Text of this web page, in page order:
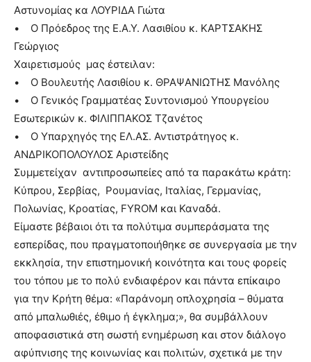
Αστυνομίας κα ΛΟΥΡΙΔΑ Γιώτα
• Ο Πρόεδρος της Ε.Α.Υ. Λασιθίου κ. ΚΑΡΤΣΑΚΗΣ
Γεώργιος
Χαιρετισμούς μας έστειλαν:
• Ο Βουλευτής Λασιθίου κ. ΘΡΑΨΑΝΙΩΤΗΣ Μανόλης
• Ο Γενικός Γραμματέας Συντονισμού Υπουργείου
Εσωτερικών κ. ΦΙΛΙΠΠΑΚΟΣ Τζανέτος
• Ο Υπαρχηγός της ΕΛ.ΑΣ. Αντιστράτηγος κ.
ΑΝΔΡΙΚΟΠΟΛΟΥΛΟΣ Αριστείδης
Συμμετείχαν αντιπροσωπείες από τα παρακάτω κράτη:
Κύπρου, Σερβίας, Ρουμανίας, Ιταλίας, Γερμανίας,
Πολωνίας, Κροατίας, FYROM και Καναδά.
Είμαστε βέβαιοι ότι τα πολύτιμα συμπεράσματα της
εσπερίδας, που πραγματοποιήθηκε σε συνεργασία με την
εκκλησία, την επιστημονική κοινότητα και τους φορείς
του τόπου με το πολύ ενδιαφέρον και πάντα επίκαιρο
για την Κρήτη θέμα: «Παράνομη οπλοχρησία – θύματα
από μπαλωθιές, έθιμο ή έγκλημα;», θα συμβάλλουν
αποφασιστικά στη σωστή ενημέρωση και στον διάλογο
αφύπνισης της κοινωνίας και πολιτών, σχετικά με την